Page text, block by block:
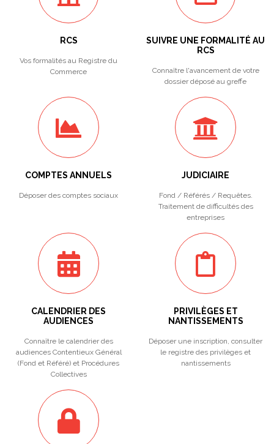
RCS
Vos formalités au Registre du
Commerce
SUIVRE UNE FORMALITÉ AU
RCS
Connaître l'avancement de votre
dossier déposé au greffe
COMPTES ANNUELS
Déposer des comptes sociaux
JUDICIAIRE
Fond / Référés / Requêtes.
Traitement de difficultés des
entreprises
CALENDRIER DES
AUDIENCES
Connaître le calendrier des
audiences Contentieux Général
(Fond et Référé) et Procédures
Collectives
PRIVILÈGES ET
NANTISSEMENTS
Déposer une inscription, consulter
le registre des privilèges et
nantissements